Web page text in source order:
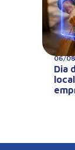
06/
Dia